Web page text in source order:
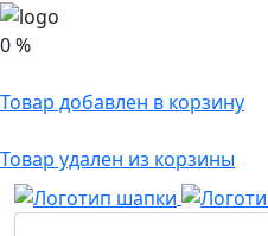
0 %
Товар добавлен в корзину
Товар удален из корзины